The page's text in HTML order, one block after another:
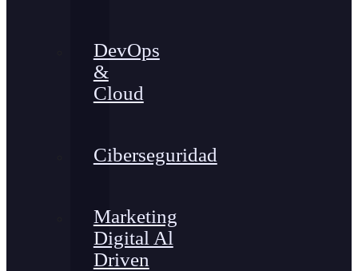
DevOps
&
Cloud
Ciberseguridad
Marketing
Digital Al
Driven